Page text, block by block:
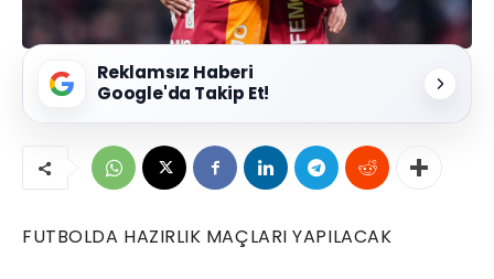
Reklamsız Haberi
Google'da Takip Et!
FUTBOLDA HAZIRLIK MAÇLARI YAPILACAK